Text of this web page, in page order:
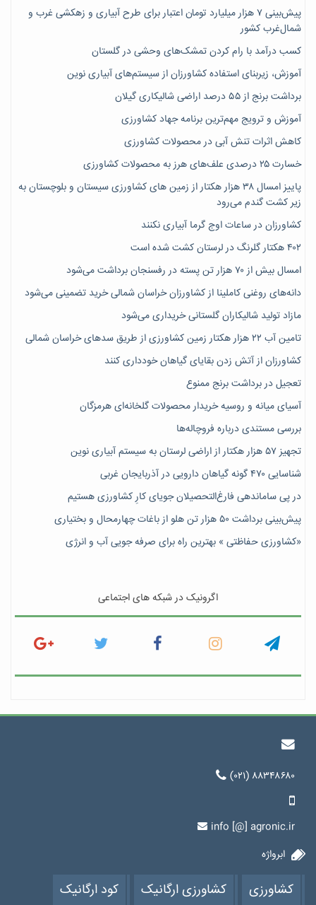
پیش‌بینی ۷‌ هزار میلیارد تومان اعتبار برای طرح آبیاری و زهکشی غرب و
شمال‌غرب کشور
کسب درآمد با رام کردن تمشک‌های وحشی در گلستان
آموزش، زیربنای استفاده کشاورزان از سیستم‌های آبیاری نوین
برداشت برنج از ۵۵ درصد اراضی شالیکاری گیلان
آموزش و ترویج مهم‌ترین برنامه جهاد کشاورزی
کاهش اثرات تنش آبی در محصولات کشاورزی
خسارت ۲۵ درصدی علف‌های هرز به محصولات کشاورزی
پاییز امسال ۳۸ هزار هکتار از زمین های کشاورزی سیستان و بلوچستان به
زیر کشت گندم می‌رود
کشاورزان در ساعات اوج گرما آبیاری نکنند
۴۰۲ هکتار گلرنگ در لرستان کشت شده است
امسال بیش از ۷۰ هزار تن پسته در رفسنجان برداشت می‌شود
دانه‌های روغنی کاملینا از کشاورزان خراسان شمالی خرید تضمینی می‌شود
مازاد تولید شالیکاران گلستانی خریداری می‌شود
تامین آب ۲۲ هزار هکتار زمین کشاورزی از طریق سدهای خراسان شمالی
کشاورزان از آتش زدن بقایای گیاهان خودداری کنند
تعجیل در برداشت برنج ممنوع
آسیای میانه و روسیه خریدار محصولات گلخانه‌ای هرمزگان
بررسی مستندی درباره فروچاله‌ها
تجهیز ۵۷ هزار هکتار از اراضی لرستان به سیستم آبیاری نوین
شناسایی ۴۷٠ گونه گیاهان دارویی در آذربایجان غربی
در پی ساماندهی فارغ‌التحصیلان جویای کارِ کشاورزی هستیم
پیش‎‌بینی برداشت ۵۰ هزار تن هلو از باغات چهارمحال و بختیاری
«کشاورزی حفاظتی » بهترین راه برای صرفه جویی آب و انرژی
اگرونیک در شبکه های اجتماعی
(۰۲۱) ۸۸۳۴۸۶۸۰
info [@] agronic.ir
ابرواژه
کشاورزی کشاورزی ارگانیک کود ارگانیک